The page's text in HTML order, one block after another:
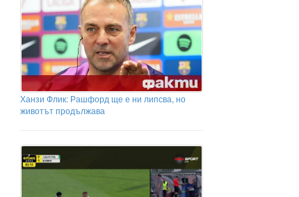
Ханзи Флик: Рашфорд ще е ни липсва, но
животът продължава